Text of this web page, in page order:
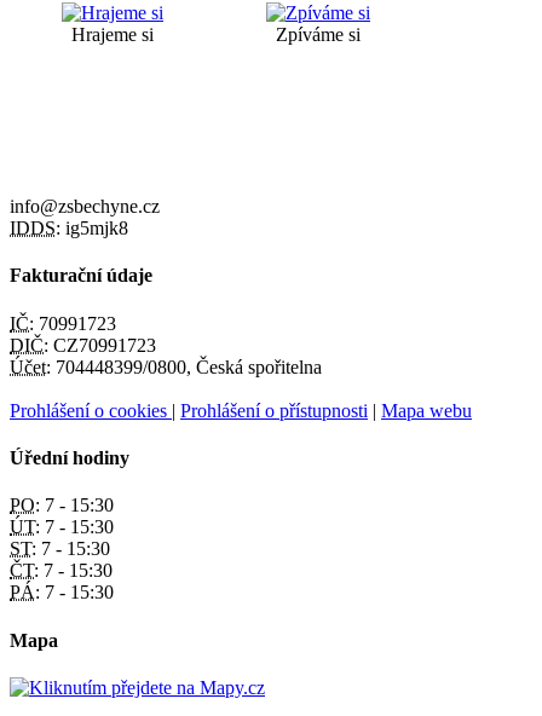
Hrajeme si Zpíváme si
info@zsbechyne.cz
IDDS: ig5mjk8
Fakturační údaje
IČ: 70991723
DIČ: CZ70991723
Účet: 704448399/0800, Česká spořitelna
Prohlášení o cookies | Prohlášení o přístupnosti | Mapa webu
Úřední hodiny
PO: 7 - 15:30
ÚT: 7 - 15:30
ST: 7 - 15:30
ČT: 7 - 15:30
PÁ: 7 - 15:30
Mapa